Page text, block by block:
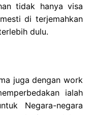
tidak hanya visa
di terjemahkan
dulu.
juga dengan work
ialah
Negara-negara